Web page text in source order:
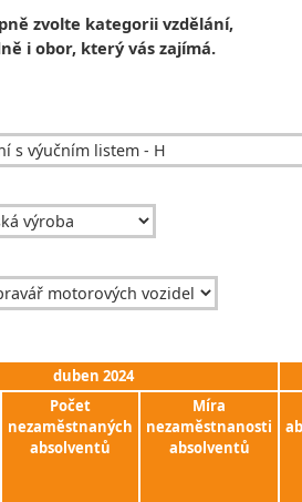
zvolte kategorii vzdělání,
i obor, který vás zajímá.
duben 2024
Počet
nezaměstnaných
absolventů
Míra
nezaměstnanosti
absolventů